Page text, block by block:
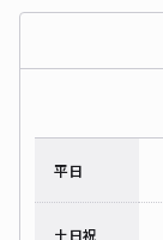
平日
土日祝